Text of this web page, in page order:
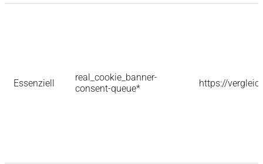
Essenziell
real_cookie_banner-
consent-queue*
https://